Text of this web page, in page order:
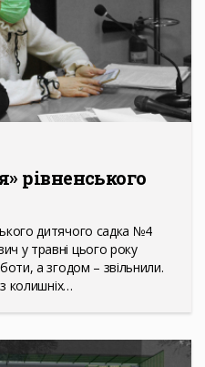
рівненського
дитячого садка №4
у травні цього року
а згодом – звільнили.
колишніх…